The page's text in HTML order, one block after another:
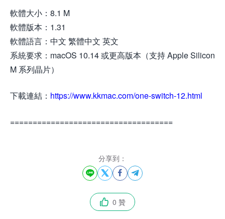
軟體大小：8.1 M
軟體版本：1.31
軟體語言：中文 繁體中文 英文
系統要求：macOS 10.14 或更高版本（支持 Apple Silicon
M 系列晶片）
下載連結： https://www.kkmac.com/one-switch-12.html
====================================
分享到：
   
 0 贊